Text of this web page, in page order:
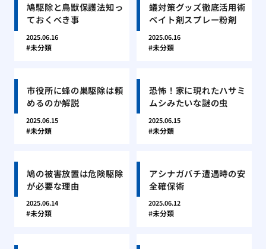
鳩駆除と鳥獣保護法知っ
ておくべき事
2025.06.16
未分類
蟻対策グッズ徹底活用術
ベイト剤スプレー粉剤
2025.06.16
未分類
市役所に蜂の巣駆除は頼
めるのか解説
2025.06.15
未分類
恐怖！家に現れたハサミ
ムシみたいな謎の虫
2025.06.15
未分類
鳩の被害放置は危険駆除
が必要な理由
2025.06.14
未分類
アシナガバチ遭遇時の安
全確保術
2025.06.12
未分類